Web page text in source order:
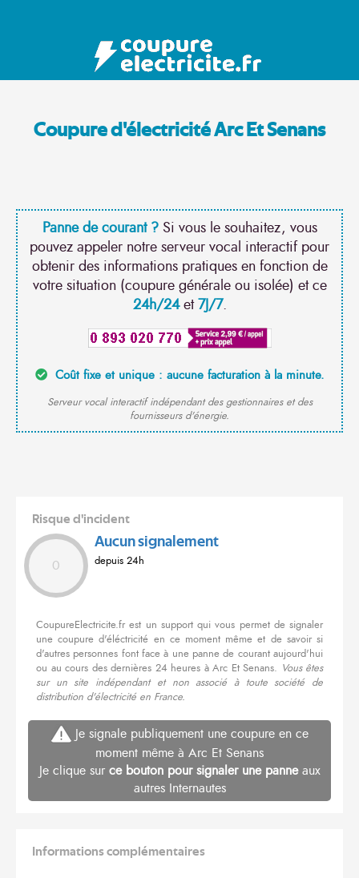
Coupure d'électricité Arc Et Senans
Panne de courant ?Si vous le souhaitez, vous
pouvez appeler notre serveur vocal interactif pour
obtenir des informations pratiques en fonction de
votre situation (coupure générale ou isolée) et ce
24h/24et7J/7.
Coût fixe et unique : aucune facturation à la minute.
Serveur vocal interactif indépendant des gestionnaires et des
fournisseurs d'énergie.
Risque d'incident
0
Aucun signalement
depuis 24h
CoupureElectricite.fr est un support qui vous permet de signaler
une coupure d'éléctricité en ce moment même et de savoir si
d'autres personnes font face à une panne de courant aujourd'hui
ou au cours des dernières 24 heures à Arc Et Senans. Vous êtes
sur un site indépendant et non associé à toute société de
distribution d'électricité en France.
Je signale publiquement une coupure en ce
moment même à Arc Et Senans
Je clique sur ce bouton pour signaler une panneaux
autres Internautes
Informations complémentaires